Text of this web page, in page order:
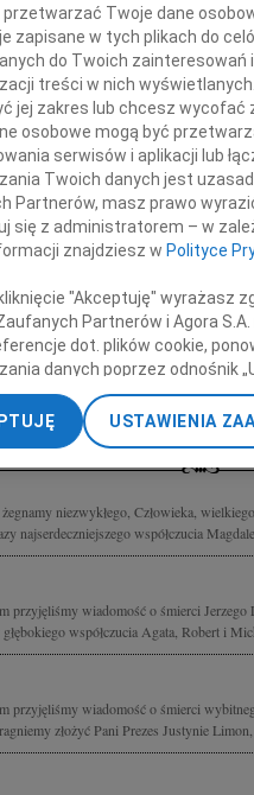
Jurku!
Za wcześnie nas opuściłeś, ale
że mogliśmy być nawzajem
Ludwika i Władysław
oraz
Julian Zawistowski z
niezwykłego, Człowieka,
najserdeczniejszego współczucia
przyjęliśmy wiadomość o śmierci
współczucia Agata, Robert i
przyjęliśmy wiadomość o śmierci
złożyć Pani Prezes Justynie
przetwarzać Twoje dane
zapisane w tych plikach do
do Twoich zainteresowań
treści w nich
jej zakres lub chcesz wycofać
osobowe mogą być
serwisów i aplikacji lub
Twoich danych jest
Partnerów, masz prawo
się z administratorem – w
znajdziesz w Polityce
"Akceptuję" wyrażasz
Partnerów i Agora
dot. plików cookie,
danych poprzez odnośnik
zaawansowane”. Zmiana
Partnerzy i Agora S.A.
danych geolokalizacyjnych.
odbiorców i ulepszanie
USTAWIENIA